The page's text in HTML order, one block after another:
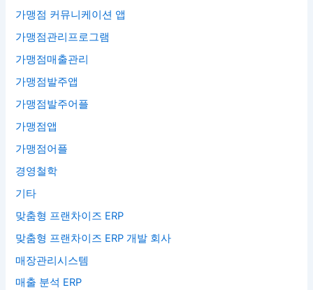
가맹점 커뮤니케이션 앱
가맹점관리프로그램
가맹점매출관리
가맹점발주앱
가맹점발주어플
가맹점앱
가맹점어플
경영철학
기타
맞춤형 프랜차이즈 ERP
맞춤형 프랜차이즈 ERP 개발 회사
매장관리시스템
매출 분석 ERP